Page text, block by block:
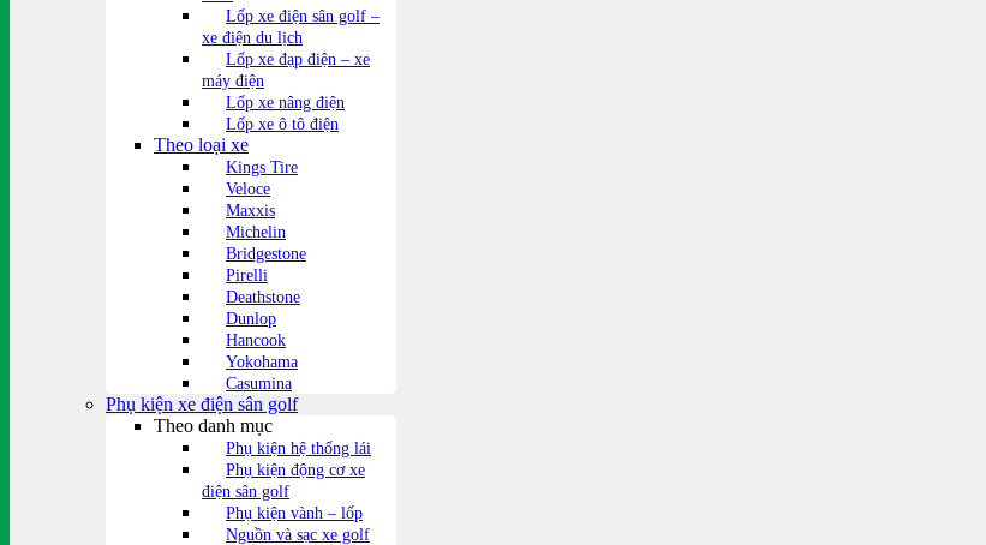
Lốp xe điện sân golf –
xe điện du lịch
Lốp xe đạp điện – xe
máy điện
Lốp xe nâng điện
Lốp xe ô tô điện
Theo loại xe
Kings Tire
Veloce
Maxxis
Michelin
Bridgestone
Pirelli
Deathstone
Dunlop
Hancook
Yokohama
Casumina
Phụ kiện xe điện sân golf
Theo danh mục
Phụ kiện hệ thống lái
Phụ kiện động cơ xe
điện sân golf
Phụ kiện vành – lốp
Nguồn và sạc xe golf